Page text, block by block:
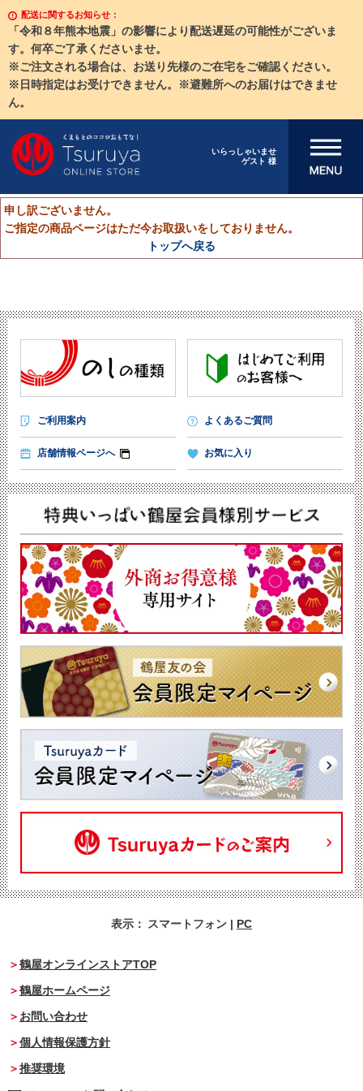
配送に関するお知らせ：
「令和８年熊本地震」の影響により配送遅延の可能性がございま
す。何卒ご了承くださいませ。
※ご注文される場合は、お送り先様のご在宅をご確認ください。
※日時指定はお受けできません。※避難所へのお届けはできませ
ん。
いらっしゃいませ
ゲスト 様
メニューを開
申し訳ございません。
ご指定の商品ページはただ今お取扱いをしておりません。
トップへ戻る
ご利用案内 よくあるご質問
店舗情報ページへ お気に入り
表示： スマートフォン | PC
鶴屋オンラインストアTOP
鶴屋ホームページ
お問い合わせ
個人情報保護方針
推奨環境